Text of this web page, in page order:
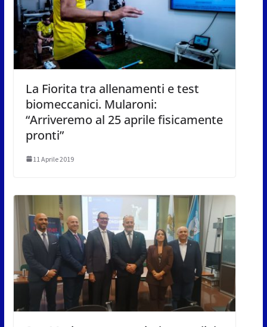
La Fiorita tra allenamenti e test
biomeccanici. Mularoni:
“Arriveremo al 25 aprile fisicamente
pronti”
11 Aprile 2019